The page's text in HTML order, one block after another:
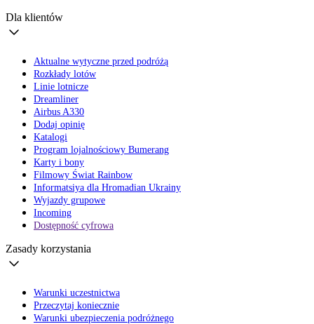
Dla klientów
Aktualne wytyczne przed podróżą
Rozkłady lotów
Linie lotnicze
Dreamliner
Airbus A330
Dodaj opinię
Katalogi
Program lojalnościowy Bumerang
Karty i bony
Filmowy Świat Rainbow
Informatsiya dla Hromadian Ukrainy
Wyjazdy grupowe
Incoming
Dostępność cyfrowa
Zasady korzystania
Warunki uczestnictwa
Przeczytaj koniecznie
Warunki ubezpieczenia podróżnego